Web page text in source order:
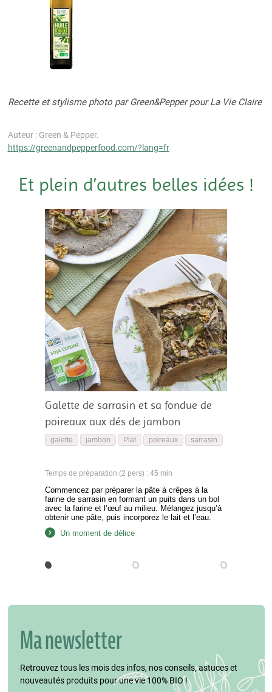
Recette et stylisme photo par Green&Pepper pour La Vie Claire
Auteur : Green & Pepper.
https://greenandpepperfood.com/?lang=fr
Et plein d’autres belles idées !
Galette de sarrasin et sa fondue de
poireaux aux dés de jambon
galette jambon Plat poireaux sarrasin
Temps de préparation (2 pers) : 45 min
Commencez par préparer la pâte à crêpes à la
farine de sarrasin en formant un puits dans un bol
avec la farine et l’œuf au milieu. Mélangez jusqu’à
obtenir une pâte, puis incorporez le lait et l’eau.
Ajoutez la pincée de sel. Mélangez tous les
ingrédients avec un fouet jusqu’à obtenir une pâte
Un moment de délice
Ma newsletter
Retrouvez tous les mois des infos, nos conseils, astuces et
nouveautés produits pour une vie 100% BIO !